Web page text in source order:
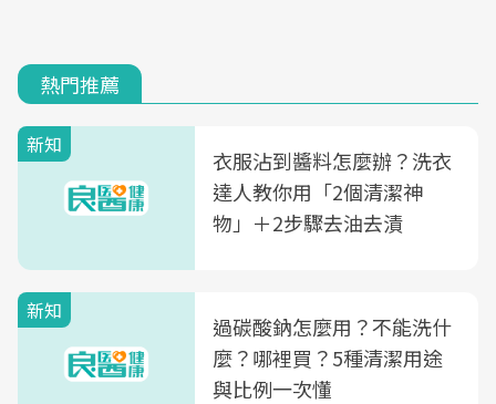
熱門推薦
新知
衣服沾到醬料怎麼辦？洗衣
達人教你用「2個清潔神
物」＋2步驟去油去漬
新知
過碳酸鈉怎麼用？不能洗什
麼？哪裡買？5種清潔用途
與比例一次懂